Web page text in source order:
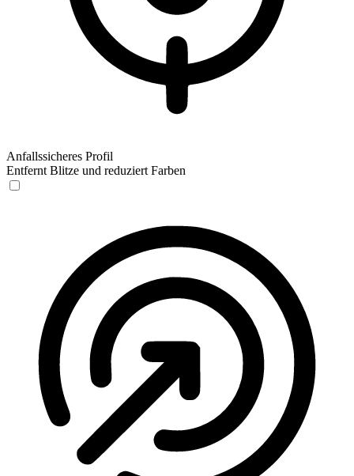
Anfallssicheres Profil
Entfernt Blitze und reduziert Farben